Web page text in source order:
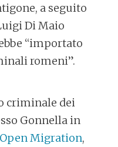
a seguito
Di Maio
“importato
romeni”.
criminale dei
Gonnella in
Open Migration,